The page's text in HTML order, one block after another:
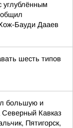
углублённым
Бауди Дааев
шесть типов
большую и
Северный Кавказ
Пятигорск,